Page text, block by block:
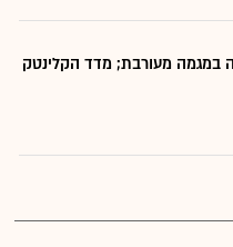
במגמה מעורבת; מדד הקלינטק